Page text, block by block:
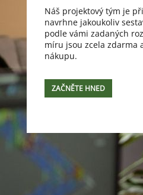
Náš projektový tým je
navrhne jakoukoliv
podle vámi zadaných
míru jsou zcela zdarma
nákupu.
ZAČNĚTE HNED